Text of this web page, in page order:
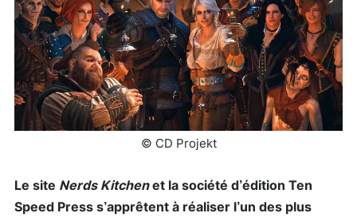
© CD Projekt
Le site Nerds Kitchenet la société d’édition Ten
Speed Press s’apprêtent à réaliser l’un des plus